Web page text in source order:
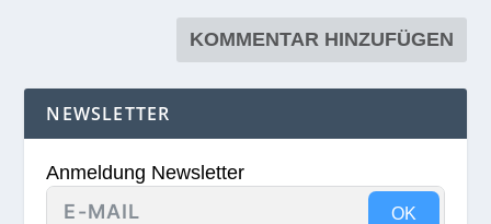
NEWSLETTER
Anmeldung Newsletter
OK